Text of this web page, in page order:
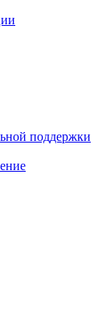
поддержки